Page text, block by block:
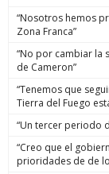
“Nosotros hemos
Zona Franca”
“No por cambiar la
de Cameron”
“Tenemos que
Tierra del Fuego
“Un tercer periodo
“Creo que el
prioridades de de